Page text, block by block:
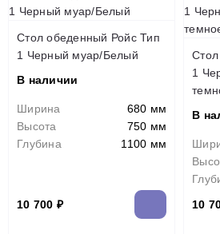
Стол обеденный Ройс Тип
1 Черный муар/Белый
В наличии
Ширина
680 мм
Высота
750 мм
Глубина
1100 мм
10 700 ₽
1
В
10